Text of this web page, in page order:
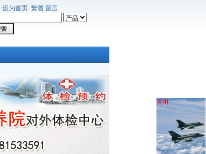
设为首页 繁體 留言
关闭